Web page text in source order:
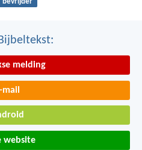
melding
mail
website